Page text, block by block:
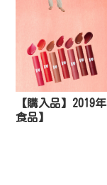
【購入品】2019
食品】